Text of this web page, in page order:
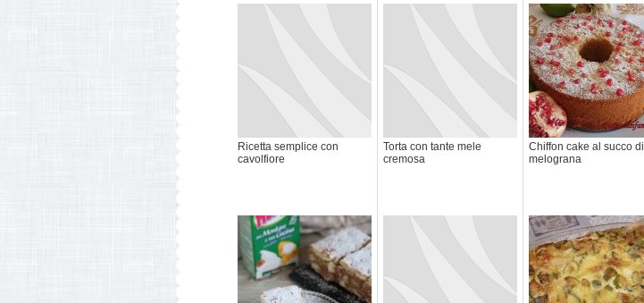
Ricetta semplice con
cavolfiore
Torta con tante mele
cremosa
Chiffon cake al succo di
melograna